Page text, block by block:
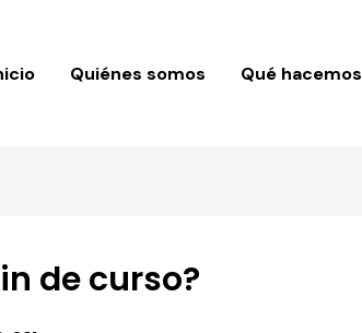
Quiénes somos Qué hacemos
de curso?